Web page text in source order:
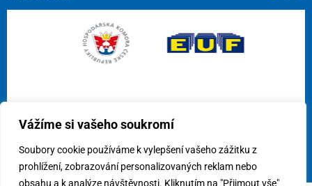
Vážíme si vašeho soukromí
Soubory cookie používáme k vylepšení vašeho zážitku z
prohlížení, zobrazování personalizovaných reklam nebo
obsahu a k analýze návštěvnosti. Kliknutím na "Přijmout vše"